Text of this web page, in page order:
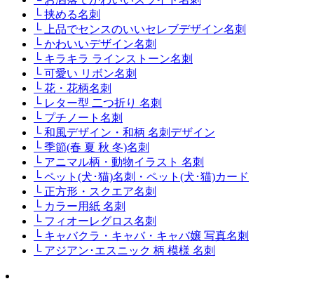
└ 挟める名刺
└ 上品でセンスのいいセレブデザイン名刺
└ かわいいデザイン名刺
└ キラキラ ラインストーン名刺
└ 可愛い リボン名刺
└ 花・花柄名刺
└ レター型 二つ折り 名刺
└ プチノート名刺
└ 和風デザイン・和柄 名刺デザイン
└ 季節(春 夏 秋 冬)名刺
└ アニマル柄・動物イラスト 名刺
└ ペット(犬･猫)名刺・ペット(犬･猫)カード
└ 正方形・スクエア名刺
└ カラー用紙 名刺
└ フィオーレグロス名刺
└ キャバクラ・キャバ・キャバ嬢 写真名刺
└ アジアン･エスニック 柄 模様 名刺